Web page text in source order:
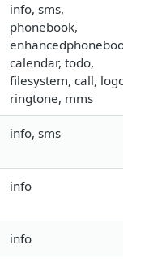
info, sms,
phonebook,
enhancedphonebook,
calendar, todo,
filesystem, call, logo,
ringtone, mms
info, sms
info
info